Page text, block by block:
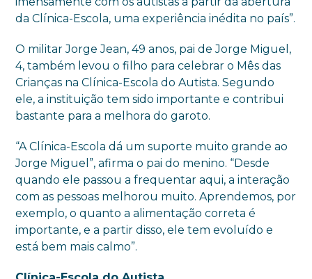
da Clínica-Escola, uma experiência inédita no país”.
O militar Jorge Jean, 49 anos, pai de Jorge Miguel,
4, também levou o filho para celebrar o Mês das
Crianças na Clínica-Escola do Autista. Segundo
ele, a instituição tem sido importante e contribui
bastante para a melhora do garoto.
“A Clínica-Escola dá um suporte muito grande ao
Jorge Miguel”, afirma o pai do menino. “Desde
quando ele passou a frequentar aqui, a interação
com as pessoas melhorou muito. Aprendemos, por
exemplo, o quanto a alimentação correta é
importante, e a partir disso, ele tem evoluído e
está bem mais calmo”.